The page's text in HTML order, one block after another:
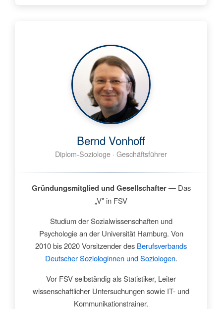
Bernd Vonhoff
Diplom-Soziologe · Geschäftsführer
Gründungsmitglied und Gesellschafter— Das
„V" in FSV
Studium der Sozialwissenschaften und
Psychologie an der Universität Hamburg. Von
2010 bis 2020 Vorsitzender des Berufsverbands
Deutscher Soziologinnen und Soziologen.
Vor FSV selbständig als Statistiker, Leiter
wissenschaftlicher Untersuchungen sowie IT- und
Kommunikationstrainer.